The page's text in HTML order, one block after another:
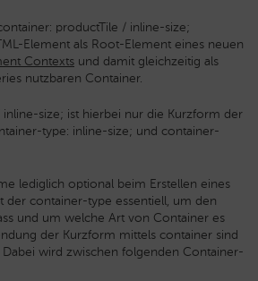
productTile / inline-size;
Element als Root-Element eines neuen
Contexts und damit gleichzeitig als
nutzbaren Container.
size; ist hierbei nur die Kurzform der
type: inline-size; und container-
lediglich optional beim Erstellen eines
der container-type essentiell, um den
und um welche Art von Container es
der Kurzform mittels container sind
wird zwischen folgenden Container-